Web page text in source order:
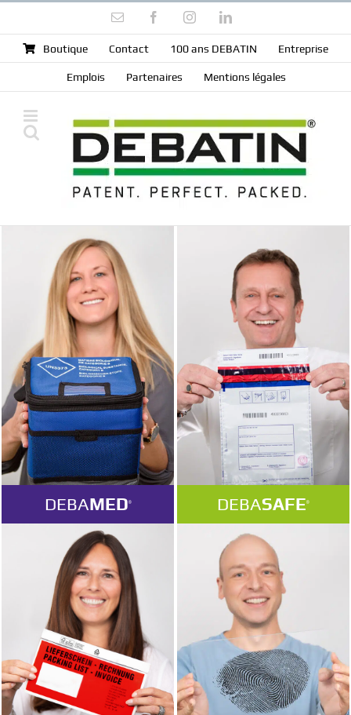
content
Email FacebookInstagramLinkedIn
Boutique Contact 100 ans DEBATIN Entreprise
Emplois Partenaires Mentions légales
DEBAMED® DEBASAFE®